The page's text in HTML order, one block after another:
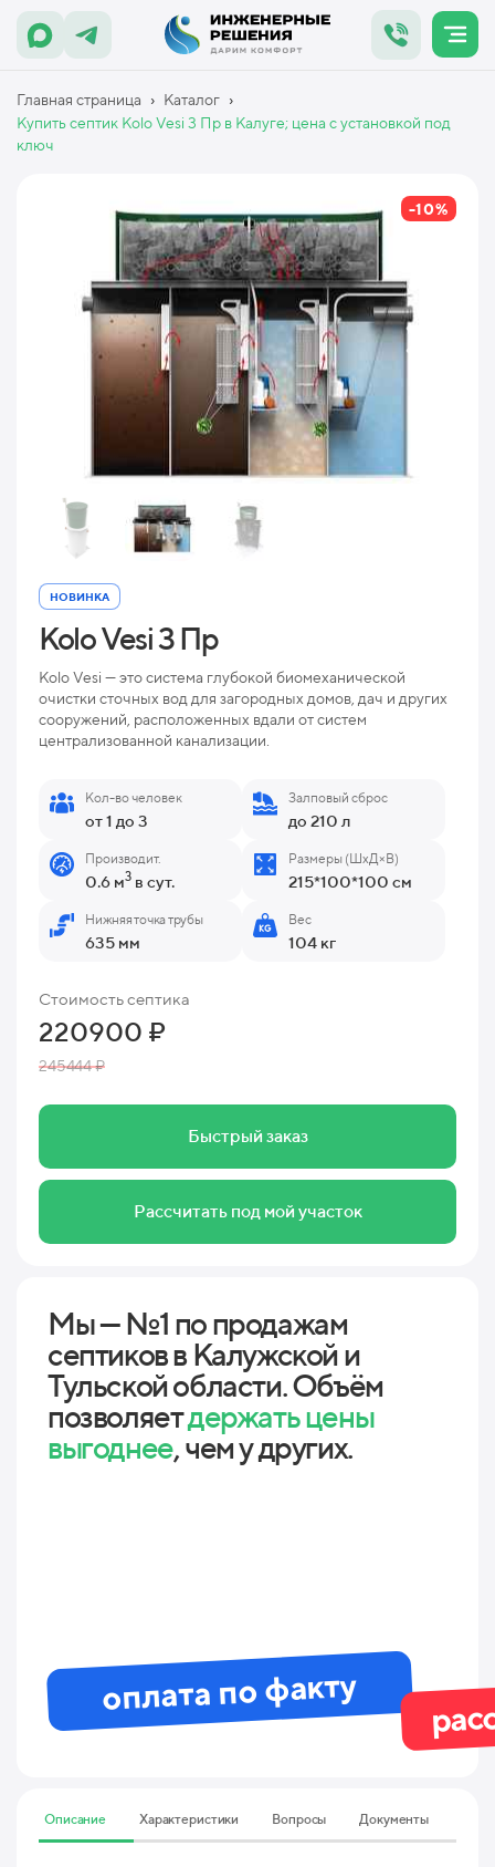
Главная страница › Каталог ›
Купить септик Kolo Vesi 3 Пр в Калуге; цена с установкой под
ключ
-10%
НОВИНКА
Kolo Vesi 3 Пр
Kolo Vesi — это система глубокой биомеханической
очистки сточных вод для загородных домов, дач и других
сооружений, расположенных вдали от систем
централизованной канализации.
Кол-во человек
от 1 до 3
Залповый сброс
до 210 л
Производит.
0.6 м3 в сут.
Размеры (ШхД×В)
215*100*100 см
Нижняя точка трубы
635 мм
Вес
104 кг
Стоимость септика
220900 ₽
245444 ₽
Быстрый заказ
Рассчитать под мой участок
Мы — №1 по продажам
септиков в Калужской и
Тульской области. Объём
позволяетдержать цены
выгоднее, чем у других.
оплата по факту
Описание Характеристики Вопросы Документы